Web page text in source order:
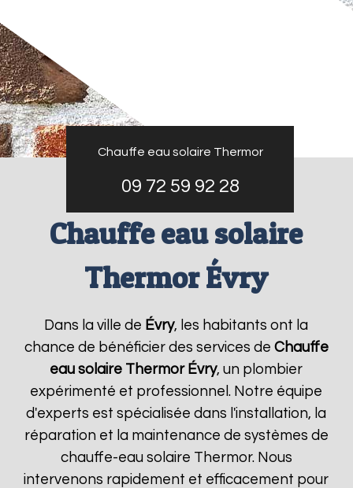
Chauffe eau solaire Thermor
09 72 59 92 28
Chauffe eau solaire
Thermor Évry
Dans la ville de Évry, les habitants ont la
chance de bénéficier des services de Chauffe
eau solaire Thermor Évry, un plombier
expérimenté et professionnel. Notre équipe
d'experts est spécialisée dans l'installation, la
réparation et la maintenance de systèmes de
chauffe-eau solaire Thermor. Nous
intervenons rapidement et efficacement pour